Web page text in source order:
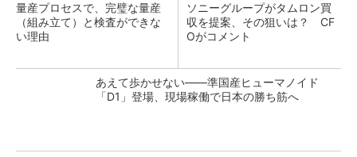
量産プロセスで、完璧な量産
（組み立て）と検査ができな
い理由
ソニーグループがタムロン買
収を提案、その狙いは？ CF
Oがコメント
あえて歩かせない――準国産ヒューマノイド
「D1」登場、現場稼働で日本の勝ち筋へ